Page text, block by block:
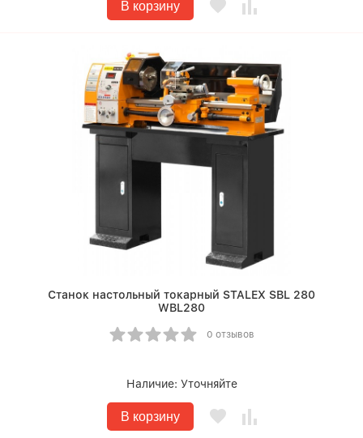
В корзину
Станок настольный токарный STALEX SBL 280
WBL280
0 отзывов
Наличие: Уточняйте
В корзину